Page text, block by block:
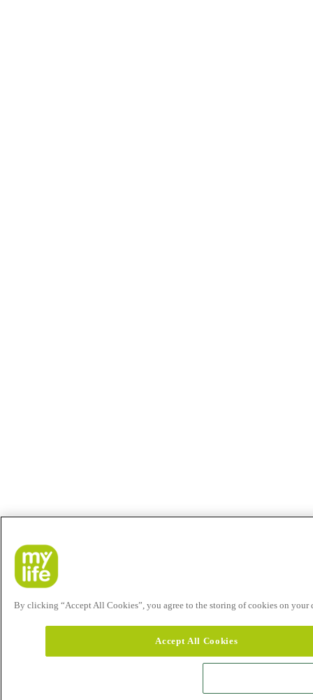
By clicking “Accept All Cookies”, you agree to the storing of cookies on your
Accept All Cookies